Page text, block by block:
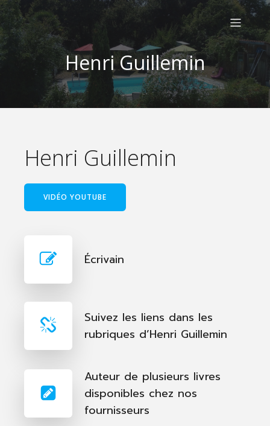
Henri Guillemin
Henri Guillemin
VIDÉO YOUTUBE
Écrivain
Suivez les liens dans les
rubriques d’Henri Guillemin
Auteur de plusieurs livres
disponibles chez nos
fournisseurs